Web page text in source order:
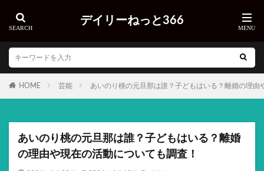
デイリーねっと366
HOME 芸能 あいのり桃の元旦那は誰？子どもはいる？離婚の理由
あいのり桃の元旦那は誰？子どもはいる？離婚
の理由や現在の活動についても調査！